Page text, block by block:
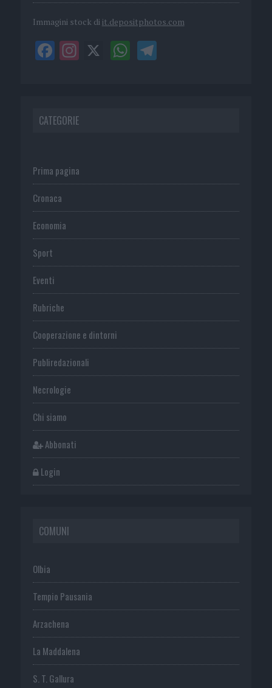
Immagini stock di it.depositphotos.com
CATEGORIE
Prima pagina
Cronaca
Economia
Sport
Eventi
Rubriche
Cooperazione e dintorni
Publiredazionali
Necrologie
Chi siamo
Abbonati
Login
COMUNI
Olbia
Tempio Pausania
Arzachena
La Maddalena
S. T. Gallura